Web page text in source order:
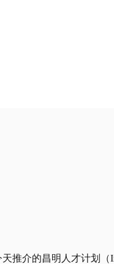
推介的昌明人才计划（